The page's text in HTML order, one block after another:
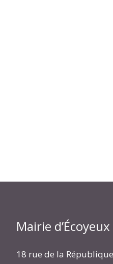
Mairie d’Écoyeux
18 rue de la République